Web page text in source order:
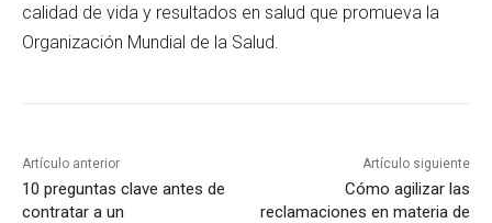
calidad de vida y resultados en salud que promueva la
Organización Mundial de la Salud.
Artículo anterior
10 preguntas clave antes de
contratar a un
Artículo siguiente
Cómo agilizar las
reclamaciones en materia de